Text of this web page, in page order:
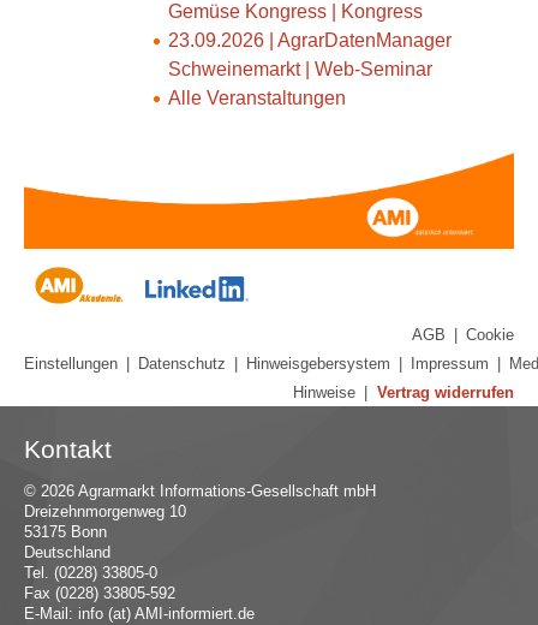
Gemüse Kongress | Kongress
23.09.2026 | AgrarDatenManager
Schweinemarkt | Web-Seminar
Alle Veranstaltungen
AGB
Cookie
Einstellungen
Datenschutz Hinweisgebersystem Impressum
Hinweise
Vertrag widerrufen
Kontakt
© 2026 Agrarmarkt Informations-Gesellschaft mbH
Dreizehnmorgenweg 10
53175 Bonn
Deutschland
Tel. (0228) 33805-0
Fax (0228) 33805-592
E-Mail: info (at) AMI-informiert.de